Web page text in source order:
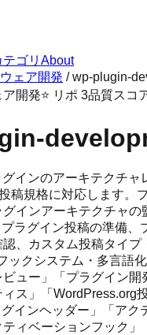
テゴリ About
ェア開発 /wp-plugin-
ア開発⭐ リポ 3品質スコ
インのアーキテクチャ
稿規格に対応します。
インアーキテクチャの
ラグイン投稿の準備、
、カスタム投稿タイプ
ックシステム・多言語
ビュー」「プラグイン
ス」「WordPress.org
インヘッダー」「アク
ティベーションフック」